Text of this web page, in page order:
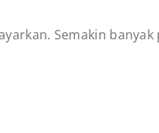
Semakin banyak